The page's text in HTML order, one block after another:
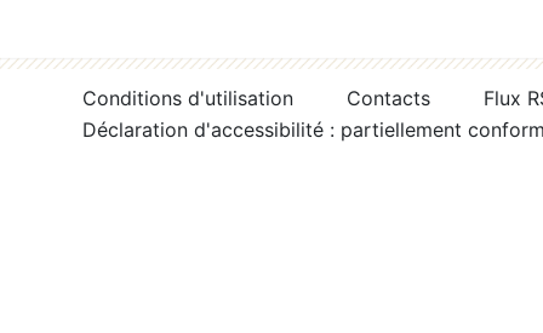
Conditions d'utilisation Contacts
Flux
Déclaration d'accessibilité : partiellement